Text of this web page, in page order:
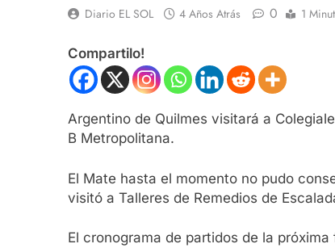
Diario EL SOL 4 Años Atrás 0 1
Compartilo!
Argentino de Quilmes visitará a
B Metropolitana.
El Mate hasta el momento no pudo
visitó a Talleres de Remedios de
El cronograma de partidos de la